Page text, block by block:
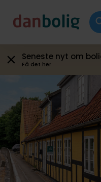
Seneste nyt om
Få det her
Galleri Plantegning